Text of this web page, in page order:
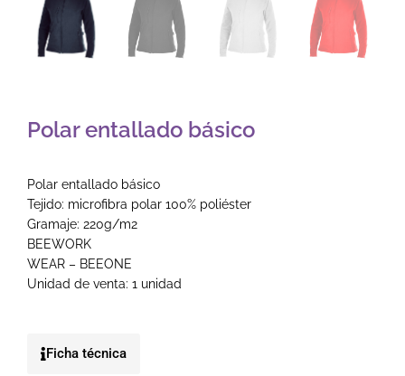
Polar entallado básico
Polar entallado básico
Tejido: microfibra polar 100% poliéster
Gramaje: 220g/m2
BEEWORK
WEAR – BEEONE
Unidad de venta: 1 unidad
Ficha técnica